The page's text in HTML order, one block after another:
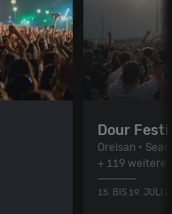
Dour
Orelsan •
+ 119 weitere
15. BIS 19. JULI